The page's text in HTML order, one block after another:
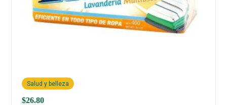
$26.80
Salud y belleza